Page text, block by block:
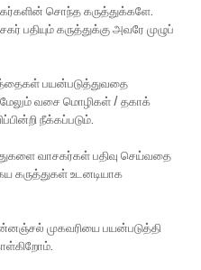
சொந்த கருத்துக்களே.
பதியும் கருத்துக்கு அவரே முழுப்
பயன்படுத்துவதை
வசை மொழிகள் / தகாக்
நீக்கப்படும்.
வாசகர்கள் பதிவு செய்வதை
கருத்துகள் உடனடியாக
முகவரியை பயன்படுத்தி